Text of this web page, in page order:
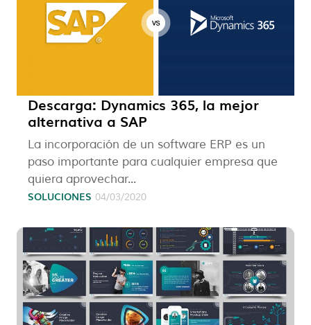
Descarga: Dynamics 365, la mejor
alternativa a SAP
La incorporación de un software ERP es un
paso importante para cualquier empresa que
quiera aprovechar...
SOLUCIONES 04/03/2020